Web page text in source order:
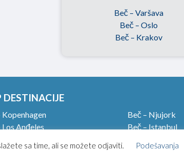
Beč – Varšava
Beč – Oslo
Beč – Krakov
DESTINACIJE
Kopenhagen
Los Anđeles
Beč – Njujork
Beč – Istanbul
sa time, ali se možete odjaviti. Podešavanja